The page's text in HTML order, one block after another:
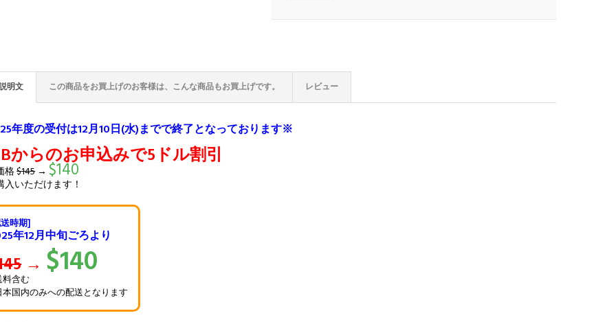
明文 この商品をお買上げのお客様は、こんな商品もお買上げです。 レビュー
年度の受付は12月10日(水)までで終了となっております※
からのお申込みで5ドル割引
格$145→ $140
入いただけます！
時期]
年12月中旬ごろより
→ $140
料含む
本国内のみへの配送となります